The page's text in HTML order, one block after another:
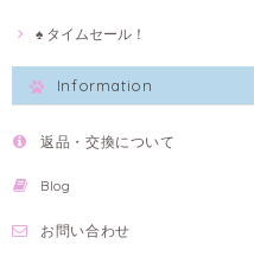
♠ タイムセール！
Information
返品・交換について
Blog
お問い合わせ